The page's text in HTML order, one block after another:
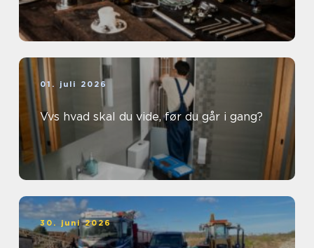
01. juli 2026
Vvs hvad skal du vide, før du går i gang?
30. juni 2026